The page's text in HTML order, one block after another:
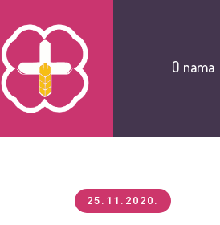
O nama
25.11.2020.